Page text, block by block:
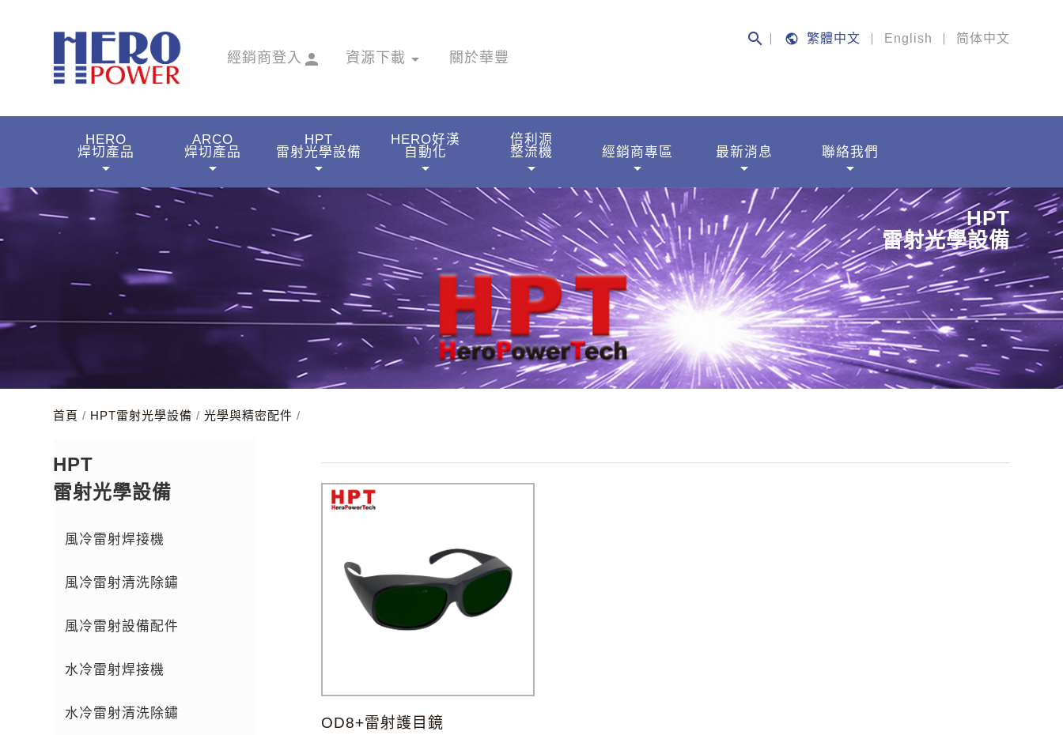
經銷商登入 person 資源下載 arrow_drop_down 關於華豐
search public 繁體中文 English 简体中文
HERO
焊切產品
arrow_drop_down
ARCO
焊切產品
arrow_drop_down
HPT
雷射光學設備
arrow_drop_down
HERO好漢
自動化
arrow_drop_down
倍利源
整流機
arrow_drop_down
經銷商專區
arrow_drop_down
最新消息
arrow_drop_down
聯絡我們
arrow_drop_down
HPT
雷射光學設備
首頁 / HPT雷射光學設備 /光學與精密配件 /
HPT
雷射光學設備
風冷雷射焊接機
風冷雷射清洗除鏽
風冷雷射設備配件
水冷雷射焊接機
水冷雷射清洗除鏽
OD8+雷射護目鏡
記住帳號